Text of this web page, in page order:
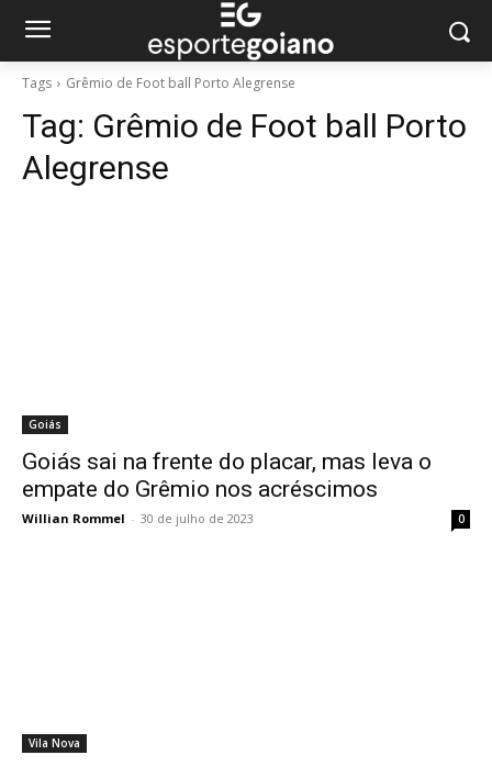
Tags Grêmio de Foot ball Porto Alegrense
Tag: Grêmio de Foot ball Porto
Alegrense
Goiás
Goiás sai na frente do placar, mas leva o
empate do Grêmio nos acréscimos
Willian Rommel - 30 de julho de 2023 0
Vila Nova